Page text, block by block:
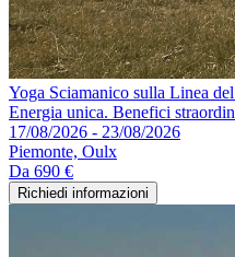
Yoga Sciamanico sulla Linea
Energia unica. Benefici
17/08/2026 - 23/08/2026
Piemonte, Oulx
Da 690 €
Richiedi informazioni